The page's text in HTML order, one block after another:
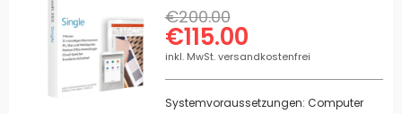
€115.00
€200.00
inkl. MwSt. versandkostenfrei
Systemvoraussetzungen: Computer